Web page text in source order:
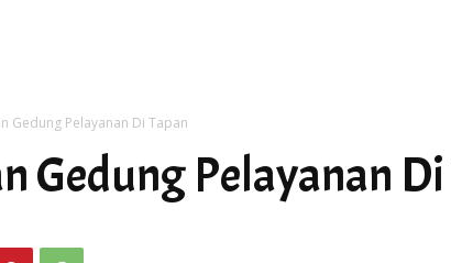
Time
Gedung Pelayanan Di Tapan
Gedung Pelayanan